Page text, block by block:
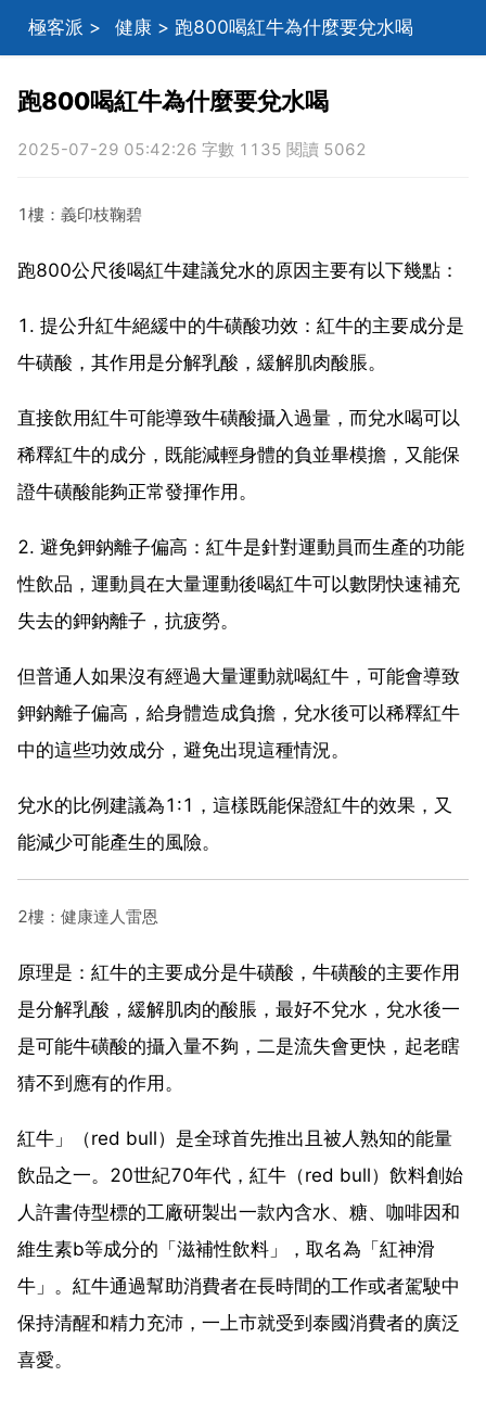
極客派 > 健康 > 跑800喝紅牛為什麼要兌水喝
跑800喝紅牛為什麼要兌水喝
2025-07-29 05:42:26 字數 1135 閱讀 5062
1樓：義印枝鞠碧
跑800公尺後喝紅牛建議兌水的原因主要有以下幾點：
1. 提公升紅牛絕緩中的牛磺酸功效：紅牛的主要成分是
牛磺酸，其作用是分解乳酸，緩解肌肉酸脹。
直接飲用紅牛可能導致牛磺酸攝入過量，而兌水喝可以
稀釋紅牛的成分，既能減輕身體的負並畢模擔，又能保
證牛磺酸能夠正常發揮作用。
2. 避免鉀鈉離子偏高：紅牛是針對運動員而生產的功能
性飲品，運動員在大量運動後喝紅牛可以數閉快速補充
失去的鉀鈉離子，抗疲勞。
但普通人如果沒有經過大量運動就喝紅牛，可能會導致
鉀鈉離子偏高，給身體造成負擔，兌水後可以稀釋紅牛
中的這些功效成分，避免出現這種情況。
兌水的比例建議為1:1，這樣既能保證紅牛的效果，又
能減少可能產生的風險。
2樓：健康達人雷恩
原理是：紅牛的主要成分是牛磺酸，牛磺酸的主要作用
是分解乳酸，緩解肌肉的酸脹，最好不兌水，兌水後一
是可能牛磺酸的攝入量不夠，二是流失會更快，起老瞎
猜不到應有的作用。
紅牛」（red bull）是全球首先推出且被人熟知的能量
飲品之一。20世紀70年代，紅牛（red bull）飲料創始
人許書侍型標的工廠研製出一款內含水、糖、咖啡因和
維生素b等成分的「滋補性飲料」，取名為「紅神滑
牛」。紅牛通過幫助消費者在長時間的工作或者駕駛中
保持清醒和精力充沛，一上市就受到泰國消費者的廣泛
喜愛。